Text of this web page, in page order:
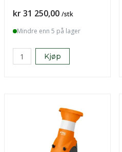
Pris
kr 31 250,00 /stk
Mindre enn 5 på lager
Kjøp